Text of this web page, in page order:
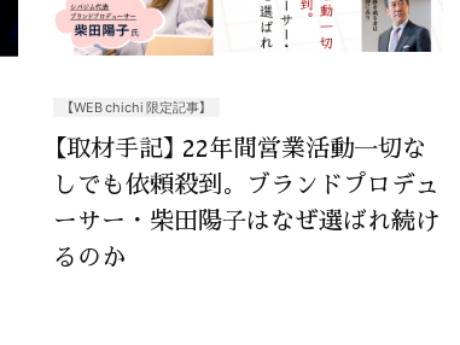
【WEB chichi 限定記事】
【取材手記】 22年間営業活動一切な
しでも依頼殺到。ブランドプロデュ
ーサー・柴田陽子はなぜ選ばれ続け
るのか